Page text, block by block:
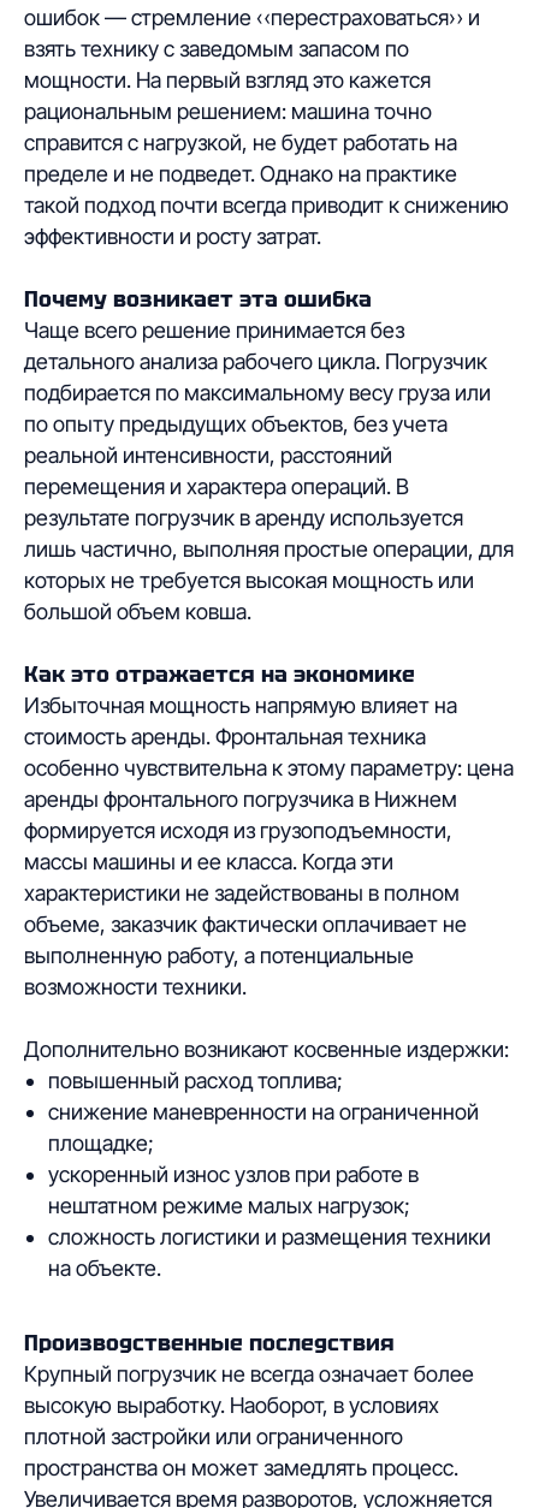
ошибок — стремление «перестраховаться» и
взять технику с заведомым запасом по
мощности. На первый взгляд это кажется
рациональным решением: машина точно
справится с нагрузкой, не будет работать на
пределе и не подведет. Однако на практике
такой подход почти всегда приводит к снижению
эффективности и росту затрат.
Почему возникает эта ошибка
Чаще всего решение принимается без
детального анализа рабочего цикла. Погрузчик
подбирается по максимальному весу груза или
по опыту предыдущих объектов, без учета
реальной интенсивности, расстояний
перемещения и характера операций. В
результате погрузчик в аренду используется
лишь частично, выполняя простые операции, для
которых не требуется высокая мощность или
большой объем ковша.
Как это отражается на экономике
Избыточная мощность напрямую влияет на
стоимость аренды. Фронтальная техника
особенно чувствительна к этому параметру: цена
аренды фронтального погрузчика в Нижнем
формируется исходя из грузоподъемности,
массы машины и ее класса. Когда эти
характеристики не задействованы в полном
объеме, заказчик фактически оплачивает не
выполненную работу, а потенциальные
возможности техники.
Дополнительно возникают косвенные издержки:
повышенный расход топлива;
снижение маневренности на ограниченной
площадке;
ускоренный износ узлов при работе в
нештатном режиме малых нагрузок;
сложность логистики и размещения техники
на объекте.
Производственные последствия
Крупный погрузчик не всегда означает более
высокую выработку. Наоборот, в условиях
плотной застройки или ограниченного
пространства он может замедлять процесс.
Увеличивается время разворотов, усложняется